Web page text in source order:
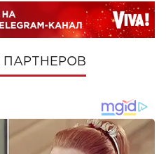
ПАРТНЕРОВ